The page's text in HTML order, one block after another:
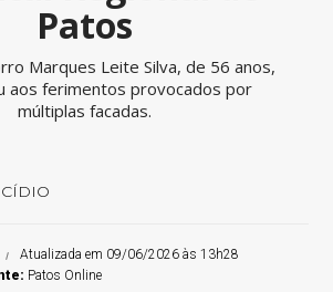
Patos
Marques Leite Silva, de 56 anos,
aos ferimentos provocados por
múltiplas facadas.
Atualizada em 09/06/2026 às 13h28
Patos Online